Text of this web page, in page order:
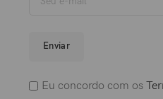
Enviar
Eu concordo com os